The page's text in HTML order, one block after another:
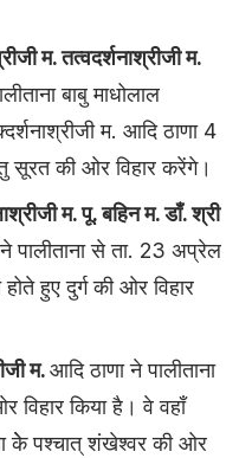
म. तत्वदर्शनाश्रीजी म.
बाबु माधोलाल
म. आदि ठाणा 4
सूरत की ओर विहार करेंगे।
म. पू. बहिन म. डाँ. श्री
पालीताना से ता. 23 अप्रेल
हुए दुर्ग की ओर विहार
म.आदि ठाणा ने पालीताना
किया है। वे वहाँ
केे पश्चात् शंखेश्वर की ओर